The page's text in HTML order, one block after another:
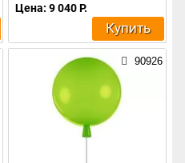
Цена: 9 040 Р.
Купить
90926